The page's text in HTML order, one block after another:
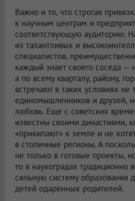
Важно и то, что строгая
к научным центрам и
соответствующую аудиторию.
из талантливых и
специалистов,
каждый знает своего соседа —
а по всему кварталу, району,
встречают в таких условиях не
единомышленников и друзей,
любовь. Еще с советских
известны своими династиями,
«прикипают» к земле и не
в столичные регионы. А
не только в готовые проекты,
то в наукоградах традиционно
сильную систему образования
детей одаренных родителей.